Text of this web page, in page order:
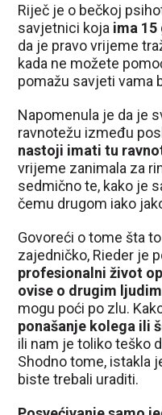
Riječ je o bečkoj
savjetnici koja ima
da je pravo vrijeme
kada ne možete
pomažu savjeti vama
Napomenula je da je
ravnotežu između
nastoji imati tu
vrijeme zanimala za
sedmično te, kako je
čemu drugom iako
Govoreći o tome šta
zajedničko, Rieder je
profesionalni život
ovise o drugim
mogu poći po zlu.
ponašanje kolega ili
ili nam je toliko teško
Shodno tome, istakla
biste trebali uraditi.